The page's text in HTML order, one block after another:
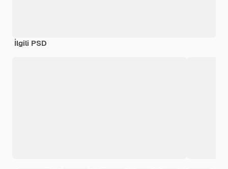
İlgili PSD